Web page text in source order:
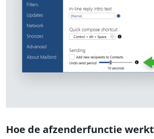
Hoe de afzenderfunctie werkt